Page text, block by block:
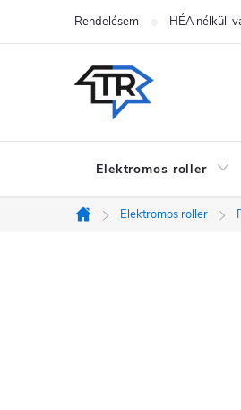
tartalomhoz
Rendelésem HÉA nélküli
Elektromos roller
Kezdőlap
Elektromos roller